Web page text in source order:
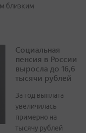
близким
Социальная
пенсия в России
выросла до 16,6
тысячи рублей
За год выплата
увеличилась
примерно на
тысячу рублей